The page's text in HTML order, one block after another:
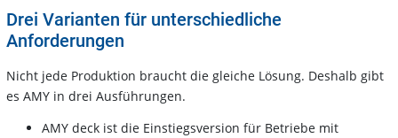
Drei Varianten für unterschiedliche
Anforderungen
Nicht jede Produktion braucht die gleiche Lösung. Deshalb gibt
es AMY in drei Ausführungen.
AMY deck ist die Einstiegsversion für Betriebe mit